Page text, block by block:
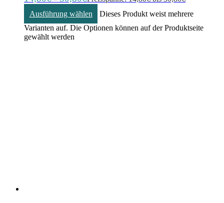
Ausführung wählen
Dieses Produkt weist mehrere
Varianten auf. Die Optionen können auf der Produktseite
gewählt werden